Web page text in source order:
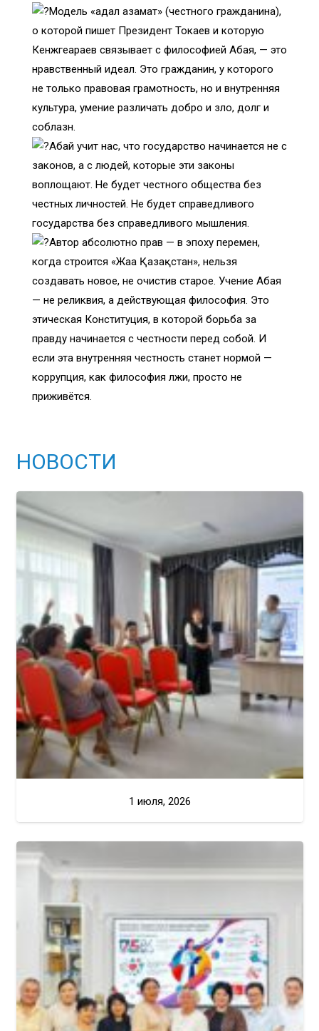
Модель «адал азамат» (честного гражданина),
о которой пишет Президент Токаев и которую
Кенжгеараев связывает с философией Абая, — это
нравственный идеал. Это гражданин, у которого
не только правовая грамотность, но и внутренняя
культура, умение различать добро и зло, долг и
соблазн.
Абай учит нас, что государство начинается не с
законов, а с людей, которые эти законы
воплощают. Не будет честного общества без
честных личностей. Не будет справедливого
государства без справедливого мышления.
Автор абсолютно прав — в эпоху перемен,
когда строится «Жаңа Қазақстан», нельзя
создавать новое, не очистив старое. Учение Абая
— не реликвия, а действующая философия. Это
этическая Конституция, в которой борьба за
правду начинается с честности перед собой. И
если эта внутренняя честность станет нормой —
коррупция, как философия лжи, просто не
приживётся.
НОВОСТИ
1 июля, 2026